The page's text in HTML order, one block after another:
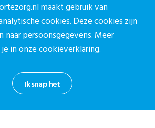
3528 BL Utrecht
Ik snap het
maakt gebruik van
cookies. Deze cookies zijn
naar persoonsgegevens. Meer
in onzecookieverklaring.